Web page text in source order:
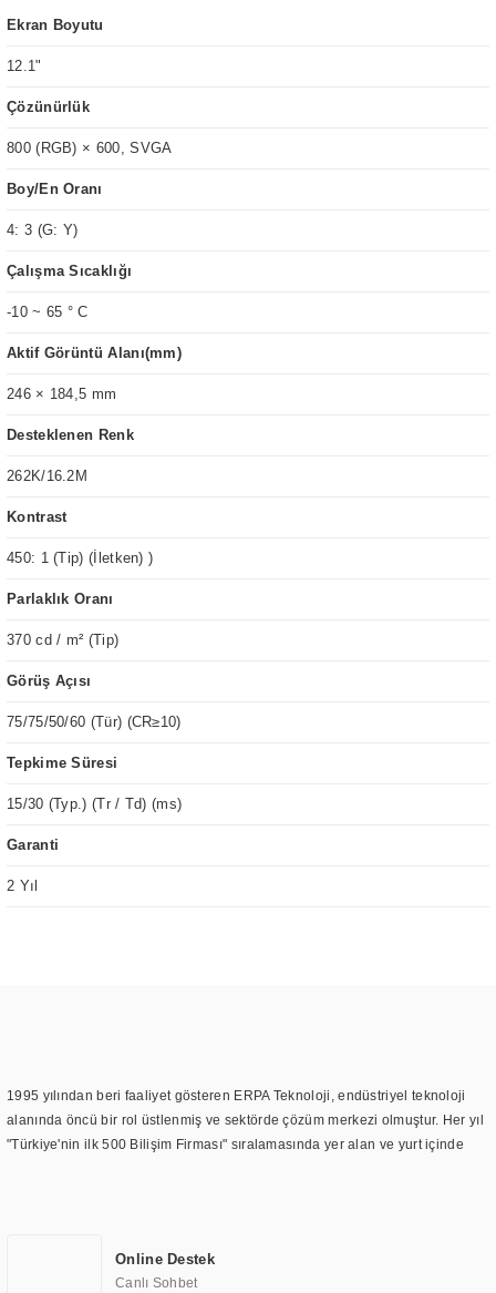
Ekran Boyutu
12.1"
Çözünürlük
800 (RGB) × 600, SVGA
Boy/En Oranı
4: 3 (G: Y)
Çalışma Sıcaklığı
-10 ~ 65 ° C
Aktif Görüntü Alanı(mm)
246 × 184,5 mm
Desteklenen Renk
262K/16.2M
Kontrast
450: 1 (Tip) (İletken) )
Parlaklık Oranı
370 cd / m² (Tip)
Görüş Açısı
75/75/50/60 (Tür) (CR≥10)
Tepkime Süresi
15/30 (Typ.) (Tr / Td) (ms)
Garanti
2 Yıl
1995 yılından beri faaliyet gösteren ERPA Teknoloji, endüstriyel teknoloji
alanında öncü bir rol üstlenmiş ve sektörde çözüm merkezi olmuştur. Her yıl
"Türkiye'nin ilk 500 Bilişim Firması" sıralamasında yer alan ve yurt içinde
TOCHI markası altında kendi ürettiği ürünlerde kullanmıştır. Günümüzde
Online Destek
Canlı Sohbet